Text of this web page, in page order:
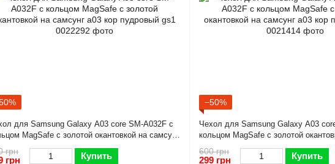
для Samsung Galaxy A03 core SM-A032F с
MagSafe с золотой окантовкой на самсунг
кор пудровый gs1
грн
грн Купить
−50%
Чехол для Samsung Galaxy A03
кольцом MagSafe с золотой
а03 кор пудровый gs1
600 грн
299 грн Купить